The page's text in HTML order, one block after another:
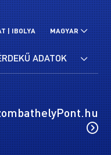
|IBOLYA MAGYAR
ADATOK